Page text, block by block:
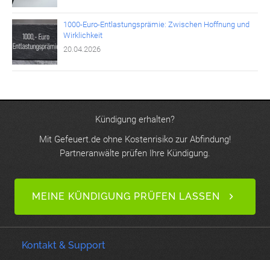
1000-Euro-Entlastungsprämie: Zwischen Hoffnung und
Wirklichkeit
20.04.2026
Kündigung erhalten?
Mit Gefeuert.de ohne Kostenrisiko zur Abfindung!
Partneranwälte prüfen Ihre Kündigung.
MEINE KÜNDIGUNG PRÜFEN LASSEN
Kontakt & Support